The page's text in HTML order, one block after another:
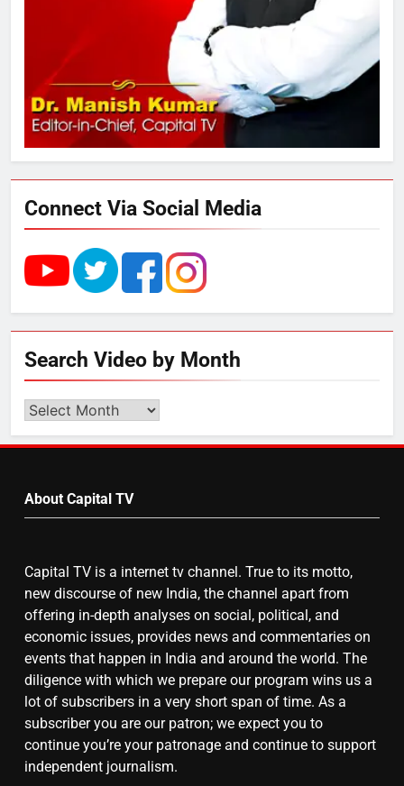
अमर शहीद ठाकुर रोशन सिंह के नाम पर
स्वरूप रानी नेहरू चिकित्सालय का
नामकरण करने की मांग को लेकर
अनिश्चितकालीन धरना शुरू
3
289 एकड़ भूमि पर विकसित होगा कार्बन-
फ्री डेटा सेंटर, हजारों उच्च-कुशल
रोजगार सृजन की संभावना
UP में ग्रामीण बिजली आपूर्ति से कृषि,
डेयरी, कुटीर उद्योग और स्वरोजगार को
राम की नगरी अयोध्या में आने वाले भक्तों
का स्वागत करेगा लक्ष्मण द्वार
बढ़ा पंचायतों का बजट
7
गाजा युद्धविराम को लेकर बड़ी खबरें
8
चुनाव से पहले लालू परिवार पर बड़ा झटका,
दिल्ली कोर्ट ने IRCTC घोटाले में आरोप
तय किए
Connect Via Social Media
Search Video by Month
Search
by
About Capital TV
Capital TV is a internet tv channel. True to its motto,
new discourse of new India, the channel apart from
offering in-depth analyses on social, political, and
economic issues, provides news and commentaries on
events that happen in India and around the world. The
diligence with which we prepare our program wins us a
lot of subscribers in a very short span of time. As a
subscriber you are our patron; we expect you to
continue you’re your patronage and continue to support
independent journalism.